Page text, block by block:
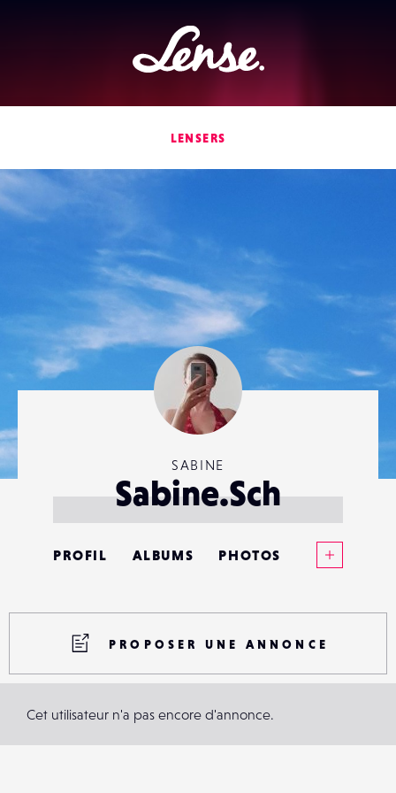
Lense
LENSERS
SABINE
Sabine.Sch
PROFIL ALBUMS PHOTOS
CONTACTS
ÉVÉNEMENTS
PROPOSER UNE ANNONCE
Cet utilisateur n'a pas encore d'annonce.